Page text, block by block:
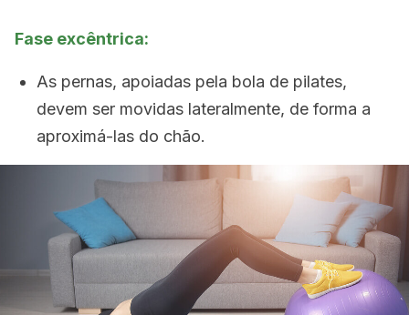
Fase excêntrica:
As pernas, apoiadas pela bola de pilates,
devem ser movidas lateralmente, de forma a
aproximá-las do chão.